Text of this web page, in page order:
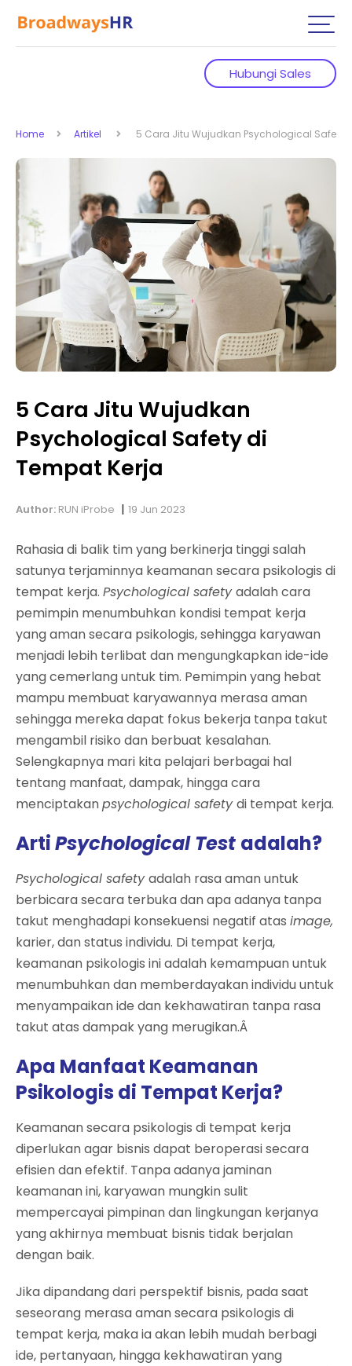
Hubungi Sales
Home Artikel 5 Cara Jitu Wujudkan Psychological Safety
5 Cara Jitu Wujudkan
Psychological Safety di
Tempat Kerja
Author: RUN iProbe | 19 Jun 2023
Rahasia di balik tim yang berkinerja tinggi salah
satunya terjaminnya keamanan secara psikologis di
tempat kerja. Psychological safetyadalah cara
pemimpin menumbuhkan kondisi tempat kerja
yang aman secara psikologis, sehingga karyawan
menjadi lebih terlibat dan mengungkapkan ide-ide
yang cemerlang untuk tim. Pemimpin yang hebat
mampu membuat karyawannya merasa aman
sehingga mereka dapat fokus bekerja tanpa takut
mengambil risiko dan berbuat kesalahan.
Selengkapnya mari kita pelajari berbagai hal
tentang manfaat, dampak, hingga cara
menciptakanpsychological safetydi tempat kerja.
ArtiPsychological Test adalah?
Psychological safetyadalah rasa aman untuk
berbicara secara terbuka dan apa adanya tanpa
takut menghadapi konsekuensi negatif atas image,
karier, dan status individu. Di tempat kerja,
keamanan psikologis ini adalah kemampuan untuk
menumbuhkan dan memberdayakan individu untuk
menyampaikan ide dan kekhawatiran tanpa rasa
takut atas dampak yang merugikan.Â
Apa Manfaat Keamanan
Psikologis di Tempat Kerja?
Keamanan secara psikologis di tempat kerja
diperlukan agar bisnis dapat beroperasi secara
efisien dan efektif. Tanpa adanya jaminan
keamanan ini, karyawan mungkin sulit
mempercayai pimpinan dan lingkungan kerjanya
yang akhirnya membuat bisnis tidak berjalan
dengan baik.
Jika dipandang dari perspektif bisnis, pada saat
seseorang merasa aman secara psikologis di
tempat kerja, maka ia akan lebih mudah berbagi
ide, pertanyaan, hingga kekhawatiran yang